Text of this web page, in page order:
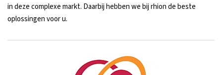
in deze complexe markt. Daarbij hebben we bij rhion de beste
oplossingen voor u.